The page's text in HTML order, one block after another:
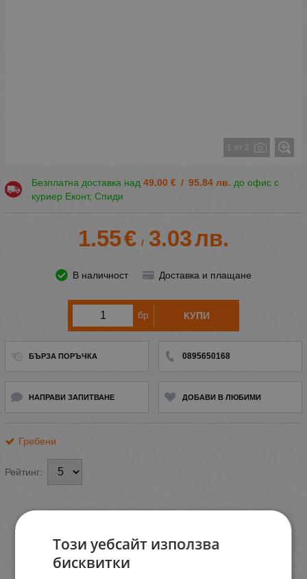
1 от 2
Безплатна доставка над 49.00 € / 95.84 лв. до офис с
куриер Еконт, Спиди
1.55€ / 3.03лв.
В наличност Доставка и плащане
бр КУПИ
БЪРЗА ПОРЪЧКА 0895650168
НАПРАВИ ЗАПИТВАНЕ ДОБАВИ В ЛЮБИМИ
Гребени
Рейтинг:
Този уебсайт използва
бисквитки